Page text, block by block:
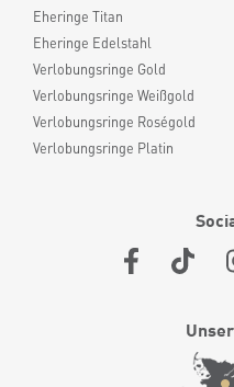
Eheringe Titan
Eheringe Edelstahl
Verlobungsringe Gold
Verlobungsringe Weißgold
Verlobungsringe Roségold
Verlobungsringe Platin